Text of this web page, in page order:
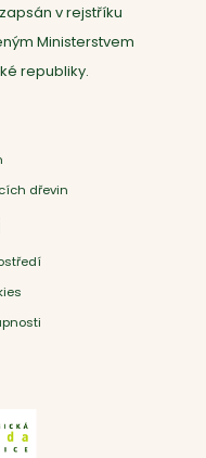
v rejstříku
Ministerstvem
republiky.
dřevin